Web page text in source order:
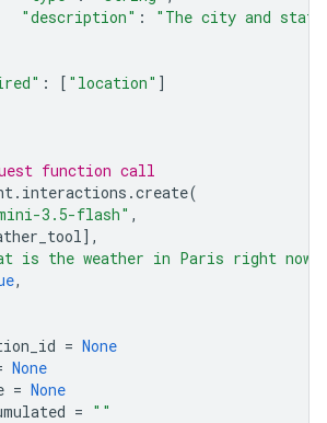
"description" :
"The city and
: [ "location" ]
function call
. interactions .create(
3.5-flash" ,
],
is the weather in Paris right
,
= None
None
= None
= ""